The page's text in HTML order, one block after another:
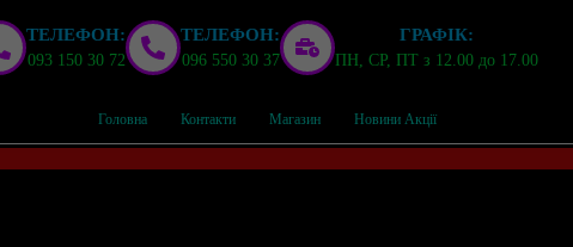
ТЕЛЕФОН:
093 150 30 72
ТЕЛЕФОН:
096 550 30 37
ГРАФІК:
ПН, СР, ПТ з 12.00 до 17.00
Головна Контакти Магазин Новини Акції